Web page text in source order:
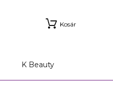
Kosár
K Beauty